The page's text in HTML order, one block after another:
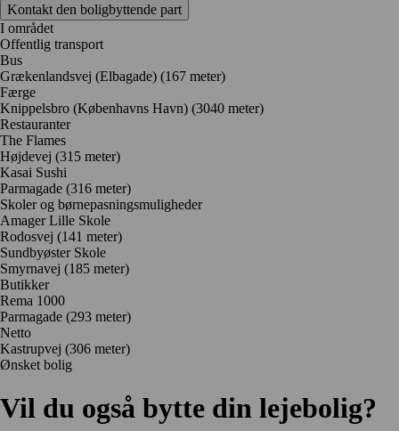
Kontakt den boligbyttende part
I området
Offentlig transport
Bus
Grækenlandsvej (Elbagade) (167 meter)
Færge
Knippelsbro (Københavns Havn) (3040 meter)
Restauranter
The Flames
Højdevej (315 meter)
Kasai Sushi
Parmagade (316 meter)
Skoler og børnepasningsmuligheder
Amager Lille Skole
Rodosvej (141 meter)
Sundbyøster Skole
Smyrnavej (185 meter)
Butikker
Rema 1000
Parmagade (293 meter)
Netto
Kastrupvej (306 meter)
Ønsket bolig
Vil du også bytte din lejebolig?